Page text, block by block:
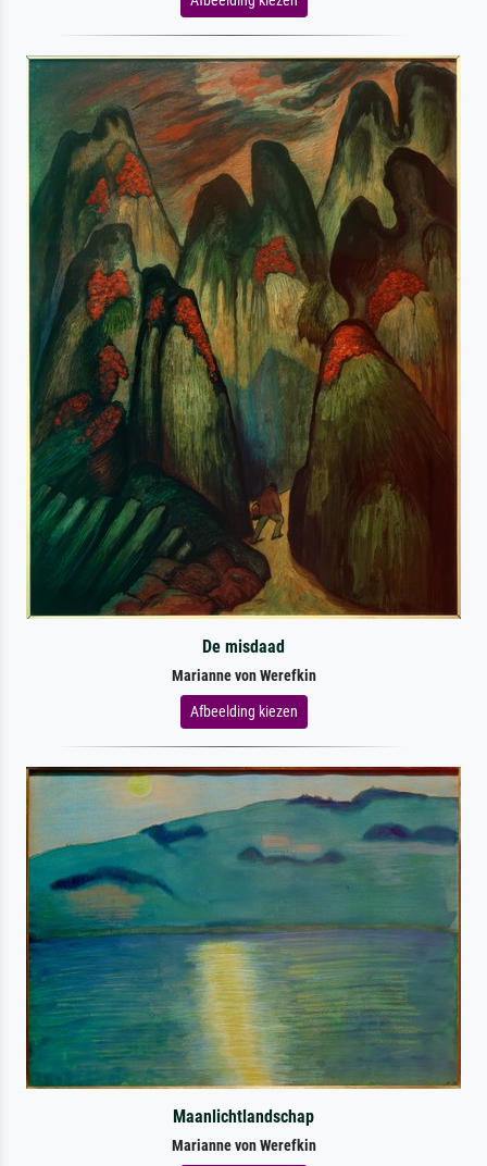
De misdaad
Marianne von Werefkin
Afbeelding kiezen
Maanlichtlandschap
Marianne von Werefkin